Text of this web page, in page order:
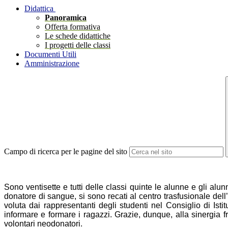
Didattica
Panoramica
Offerta formativa
Le schede didattiche
I progetti delle classi
Documenti Utili
Amministrazione
Campo di ricerca per le pagine del sito
Sono ventisette e tutti delle classi quinte le alunne e gli
donatore di sangue, si sono recati al centro trasfusionale
voluta dai rappresentanti degli studenti nel Consiglio di
informare e formare i ragazzi. Grazie, dunque, alla
volontari neodonatori.